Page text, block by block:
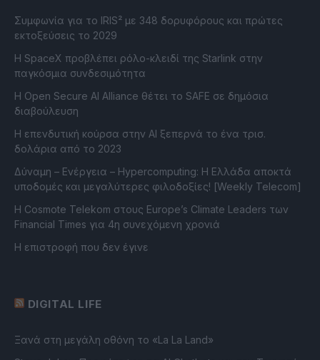
Συμφωνία για το IRIS² με 348 δορυφόρους και πρώτες
εκτοξεύσεις το 2029
Η SpaceX προβλέπει ρόλο-κλειδί της Starlink στην
παγκόσμια συνδεσιμότητα
Η Open Secure AI Alliance θέτει το SAFE σε δημόσια
διαβούλευση
Η επενδυτική κούρσα στην AI ξεπερνά το ένα τρισ.
δολάρια από το 2023
Δύναμη – Ενέργεια – Ηypercomputing: Η Ελλάδα αποκτά
υποδομές και μεγαλύτερες φιλοδοξίες! [Weekly Telecom]
Η Cosmote Telekom στους Europe’s Climate Leaders των
Financial Times για 4η συνεχόμενη χρονιά
Η επιστροφή που δεν έγινε
DIGITAL LIFE
Ξανά στη μεγάλη οθόνη το «La La Land»